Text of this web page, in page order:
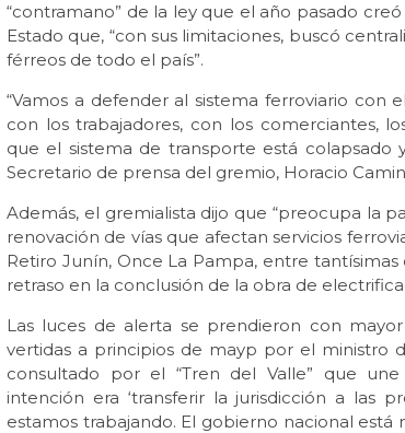
“contramano” de la ley que el año pasado
Estado que, “con sus limitaciones, buscó
férreos de todo el país”.
“Vamos a defender al sistema ferroviario con
con los trabajadores, con los comerciantes,
que el sistema de transporte está colapsado
Secretario de prensa del gremio, Horacio
Además, el gremialista dijo que “preocupa la
renovación de vías que afectan servicios
Retiro Junín, Once La Pampa, entre
retraso en la conclusión de la obra de
Las luces de alerta se prendieron con
vertidas a principios de mayp por el ministro
consultado por el “Tren del Valle” que
intención era ‘transferir la jurisdicción a las
estamos trabajando. El gobierno nacional